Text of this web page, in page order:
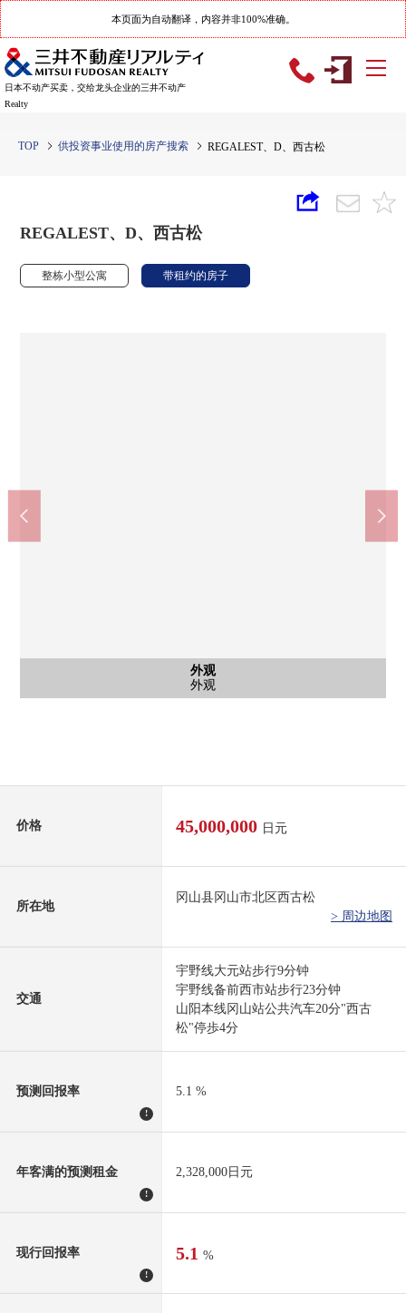
本页面为自动翻译，内容并非100%准确。
日本不动产买卖，交给龙头企业的三井不动产
Realty
TOP 供投资事业使用的房产搜索 REGALEST、D、西古松
REGALEST、D、西古松
整栋小型公寓 带租约的房子
外观
外观
含有前面道路的外观
南侧前面道路
含有前面道路的外观
东面前面道路
冈山市立桑田中学(约2000m)
JR大元站(约660m)
价格 45,000,000 日元
所在地
冈山县冈山市北区西古松
> 周边地图
交通
宇野线大元站步行9分钟
宇野线备前西市站步行23分钟
山阳本线冈山站公共汽车20分"西古
松"停歩4分
预测回报率
!
5.1 %
年客满的预测租金
!
2,328,000日元
现行回报率
!
5.1 %